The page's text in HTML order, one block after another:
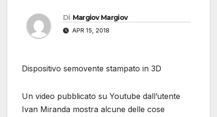
Di Margiov Margiov
APR 15, 2018
Dispositivo semovente stampato in 3D
Un video pubblicato su Youtube dall’utente
Ivan Miranda mostra alcune delle cose